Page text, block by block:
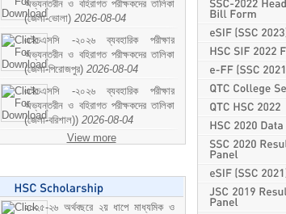
অভ্যন্তরীন ও বহিরাগত পরীক্ষকদের তালিকা
(জেলা-ভোলা) 2026-08-04
এইচএসসি -২০২৬ ব্যবহারিক পরীক্ষার
অভ্যন্তরীন ও বহিরাগত পরীক্ষকদের তালিকা
(জেলা-পিরোজপুর) 2026-08-04
এইচএসসি -২০২৬ ব্যবহারিক পরীক্ষার
অভ্যন্তরীন ও বহিরাগত পরীক্ষকদের তালিকা
(জেলা-বরিশাল)) 2026-08-04
View more
২০২৫-২৬ অর্থবছরে ২য় ধাপে মাধ্যমিক ও